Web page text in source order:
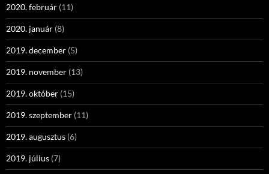
2020. február (11)
2020. január (8)
2019. december (5)
2019. november (13)
2019. október (15)
2019. szeptember (11)
2019. augusztus (6)
2019. július (7)